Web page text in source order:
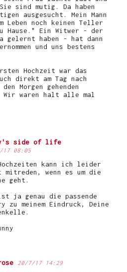
sind mutig. Da haben
ausgesucht. Mein Mann
Leben noch keinen Teller
Hause." Ein Witwer - der
gelernt haben - hat dann
und uns bestens
Hochzeit war das
direkt am Tag nach
Morgen gehenden
Wir waren halt alle mal
side of life
17 08:05
kann ich leider
mitreden, wenn es um die
geht.
ja genau die passende
zu meinem Eindruck, Deine
20/7/17 14:29